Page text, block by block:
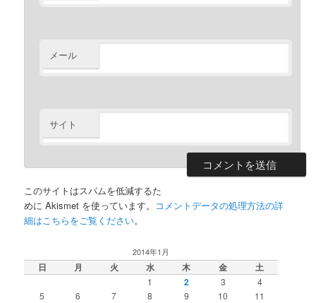
メール
サイト
このサイトはスパムを低減するた
めに Akismet を使っています。 コメントデータの処理方法の詳
細はこちらをご覧ください。
2014年1月
日 月 火 水 木 金 土
1 2 3
4
5
6 7 8 9 10
11